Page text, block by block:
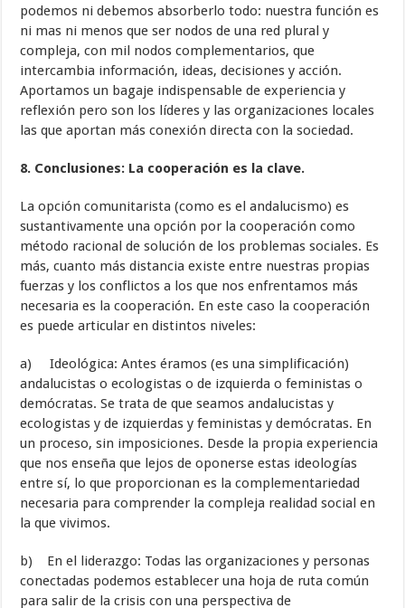
podemos ni debemos absorberlo todo: nuestra función es
ni mas ni menos que ser nodos de una red plural y
compleja, con mil nodos complementarios, que
intercambia información, ideas, decisiones y acción.
Aportamos un bagaje indispensable de experiencia y
reflexión pero son los líderes y las organizaciones locales
las que aportan más conexión directa con la sociedad.
8. Conclusiones: La cooperación es la clave.
La opción comunitarista (como es el andalucismo) es
sustantivamente una opción por la cooperación como
método racional de solución de los problemas sociales. Es
más, cuanto más distancia existe entre nuestras propias
fuerzas y los conflictos a los que nos enfrentamos más
necesaria es la cooperación. En este caso la cooperación
es puede articular en distintos niveles:
a) Ideológica: Antes éramos (es una simplificación)
andalucistas o ecologistas o de izquierda o feministas o
demócratas. Se trata de que seamos andalucistas y
ecologistas y de izquierdas y feministas y demócratas. En
un proceso, sin imposiciones. Desde la propia experiencia
que nos enseña que lejos de oponerse estas ideologías
entre sí, lo que proporcionan es la complementariedad
necesaria para comprender la compleja realidad social en
la que vivimos.
b) En el liderazgo: Todas las organizaciones y personas
conectadas podemos establecer una hoja de ruta común
para salir de la crisis con una perspectiva de